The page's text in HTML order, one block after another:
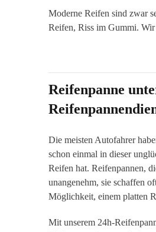
Moderne Reifen sind zwar
Reifen, Riss im Gummi. Wir
Reifenpanne
Die meisten Autofahrer
schon einmal in dieser
Reifen hat. Reifenpannen,
unangenehm, sie schaffen
Möglichkeit, einem platten
Mit unserem 24h-